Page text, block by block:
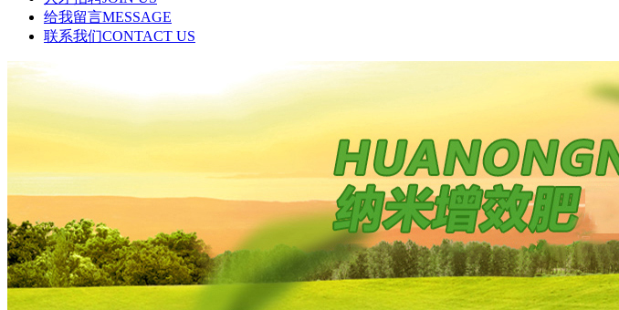
给我留言MESSAGE
联系我们CONTACT US